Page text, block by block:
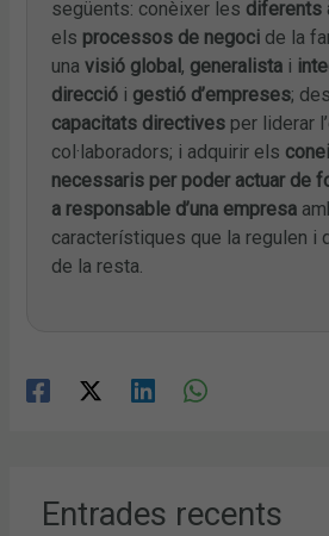
següents: conèixer les diferents
els processos de negoci de la
unavisió global , generalista i
direcció i gestió d’empreses;
capacitats directives per liderar
col·laboradors; i adquirir els
necessaris per poder actuar de
a responsable d’una empresa
característiques que la regulen i
de la resta.
Entrades recents